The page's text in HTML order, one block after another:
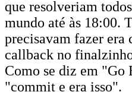
que resolveriam
mundo até às 18:00.
precisavam fazer era
callback no
Como se diz em "Go
"commit e era isso".